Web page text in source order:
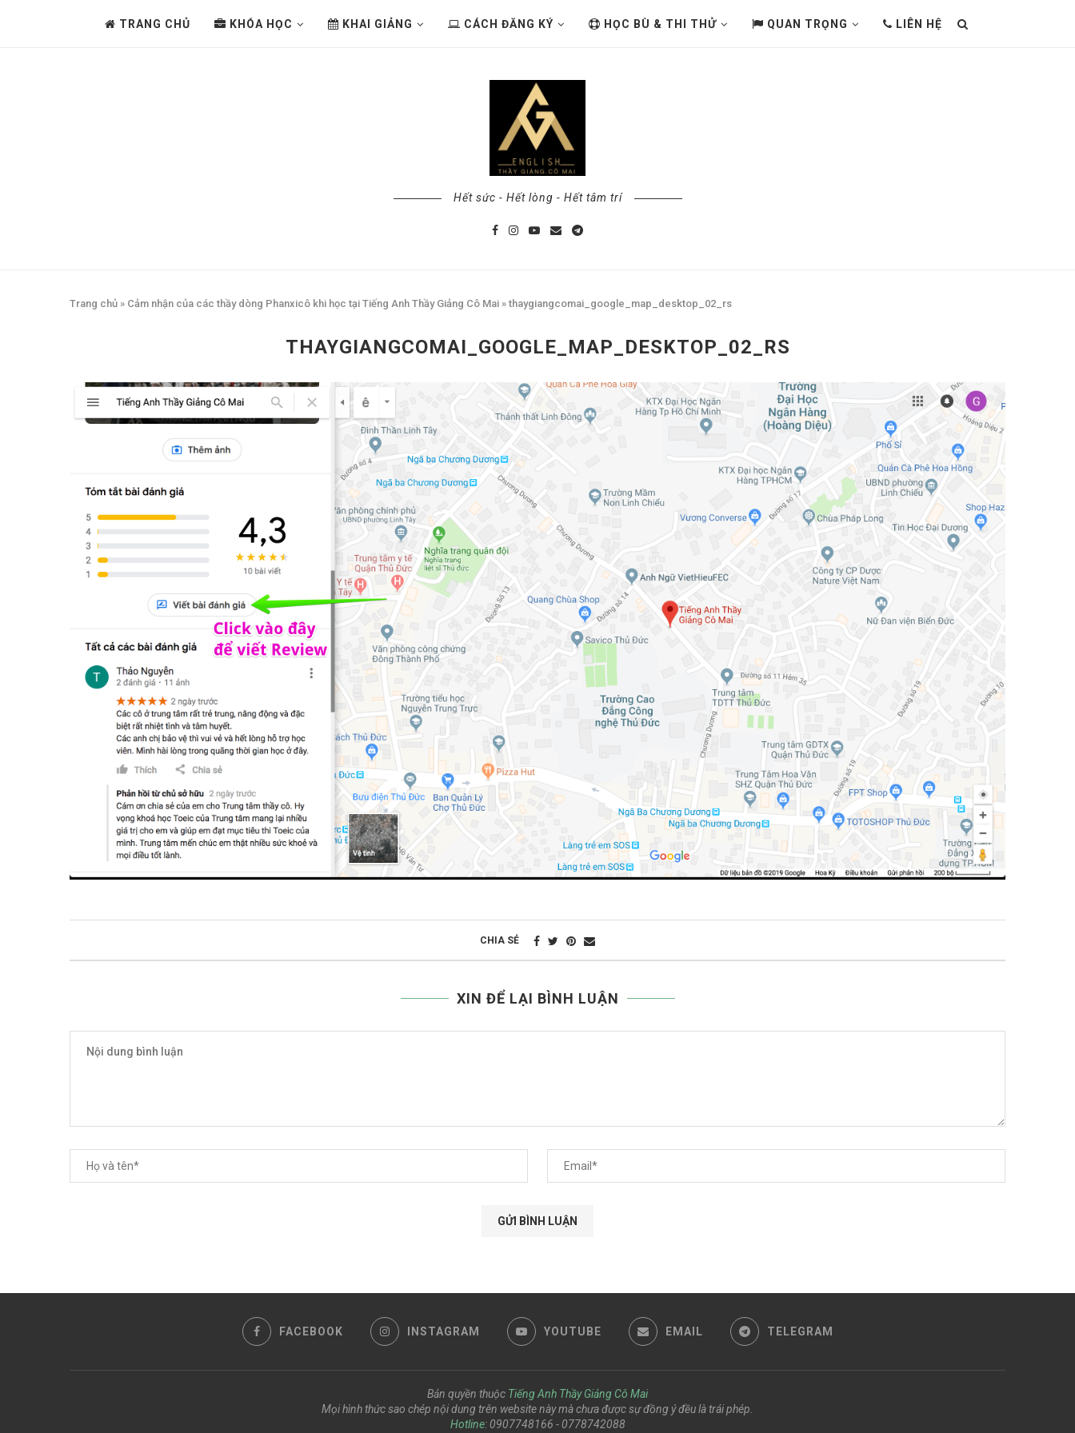
TRANG CHỦ KHÓA HỌC KHAI GIẢNG CÁCH ĐĂNG KÝ HỌC BÙ & THI THỬ QUAN TRỌNG LIÊN HỆ
Hết sức - Hết lòng - Hết tâm trí
Trang chủ » Cảm nhận của các thầy dòng Phanxicô khi học tại Tiếng Anh Thầy Giảng Cô Mai » thaygiangcomai_google_map_desktop_02_rs
THAYGIANGCOMAI_GOOGLE_MAP_DESKTOP_02_RS
CHIA SẺ
XIN ĐỂ LẠI BÌNH LUẬN
FACEBOOK INSTAGRAM YOUTUBE EMAIL TELEGRAM
Bản quyền thuộc Tiếng Anh Thầy Giảng Cô Mai
Mọi hình thức sao chép nội dung trên website này mà chưa được sự đồng ý đều là trái phép.
Hotline: 0907748166 - 0778742088